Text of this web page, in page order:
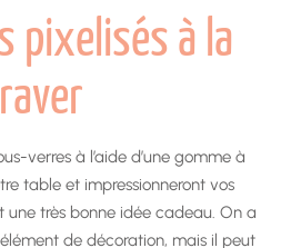
pixelisés à la
verres à l’aide d’une gomme à
table et impressionneront vos
une très bonne idée cadeau. On a
de décoration, mais il peut